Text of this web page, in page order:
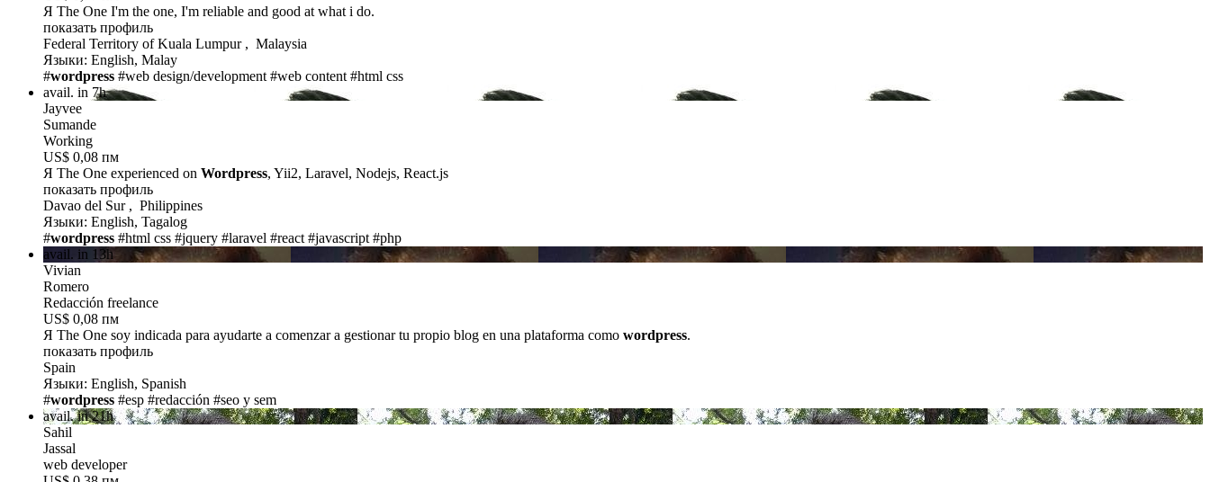
Я The One I'm the one, I'm reliable and good at what i do.
показать профиль
Federal Territory of Kuala Lumpur , Malaysia
Языки: English, Malay
#wordpress #web design/development #web content #html css
avail. in 7h
Jayvee
Sumande
Working
US$ 0,08 пм
Я The One experienced on Wordpress, Yii2, Laravel, Nodejs, React.js
показать профиль
Davao del Sur , Philippines
Языки: English, Tagalog
#wordpress #html css #jquery #laravel #react #javascript #php
avail. in 13h
Vivian
Romero
Redacción freelance
US$ 0,08 пм
Я The One soy indicada para ayudarte a comenzar a gestionar tu propio blog en una plataforma como wordpress.
показать профиль
Spain
Языки: English, Spanish
#wordpress #esp #redacción #seo y sem
avail. in 21h
Sahil
Jassal
web developer